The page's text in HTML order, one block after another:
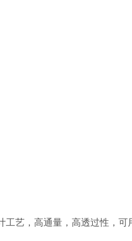
工艺，高通量，高透过性，